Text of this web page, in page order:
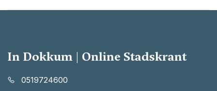
In Dokkum | Online Stadskrant
0519724600